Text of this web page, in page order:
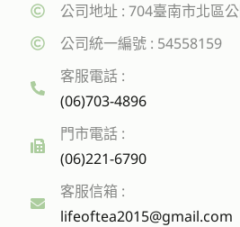
公司地址 : 704臺南市北區
公司統一編號 : 54558159
客服電話 :
(06)703-4896
門市電話 :
(06)221-6790
客服信箱 :
lifeoftea2015@gmail.com